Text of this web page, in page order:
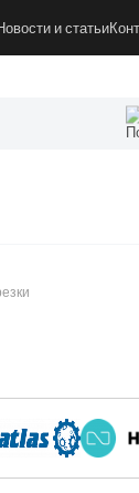
и статьи